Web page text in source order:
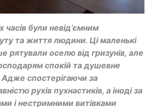
часів були невід’ємним
та життя людини. Ці маленькі
рятували оселю від гризунів, але
спокій та душевне
спостерігаючи за
рухів пухнастиків, а іноді за
і нестримними витівками